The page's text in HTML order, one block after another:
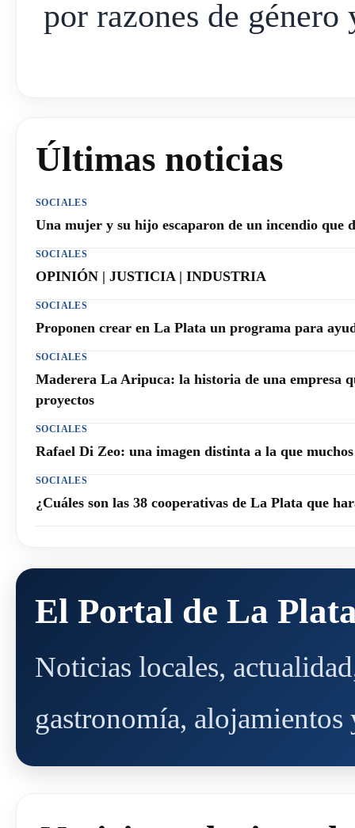
por razones de
Últimas noticias
SOCIALES
Una mujer y su hijo escaparon de un incendio que
SOCIALES
OPINIÓN | JUSTICIA | INDUSTRIA
SOCIALES
Proponen crear en La Plata un programa para
SOCIALES
Maderera La Aripuca: la historia de una empresa
proyectos
SOCIALES
Rafael Di Zeo: una imagen distinta a la que
SOCIALES
¿Cuáles son las 38 cooperativas de La Plata que
El Portal de La
Noticias locales,
gastronomía,